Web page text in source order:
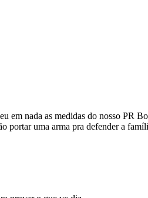
em nada as medidas do nosso PR
portar uma arma pra defender a